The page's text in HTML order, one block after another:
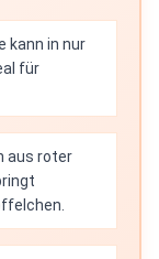
kann in nur
für
aus roter